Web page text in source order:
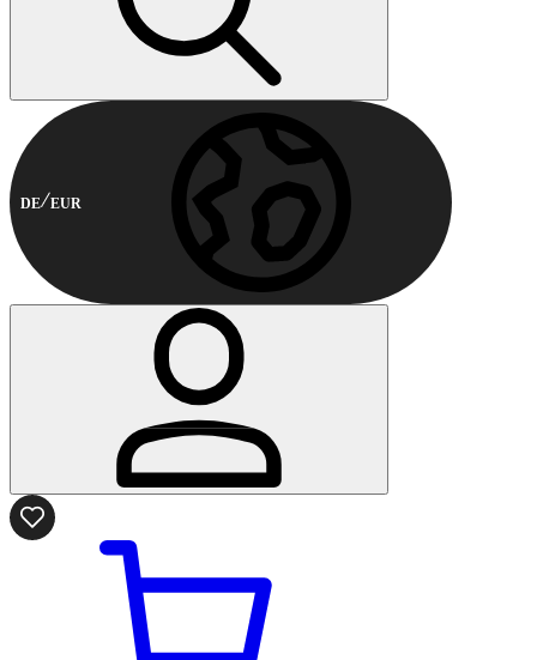
DE EUR